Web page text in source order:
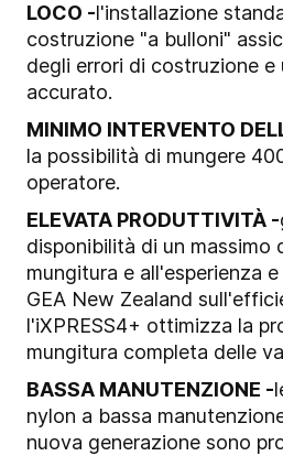
LOCO -l'installazione
costruzione "a bulloni"
degli errori di costruzione e
accurato.
MINIMO INTERVENTO
la possibilità di mungere
operatore.
ELEVATA PRODUTTIVITÀ -
disponibilità di un massimo
mungitura e all'esperienza
GEA New Zealand
l'iXPRESS4+ ottimizza la
mungitura completa delle
BASSA MANUTENZIONE -
nylon a bassa
nuova generazione sono